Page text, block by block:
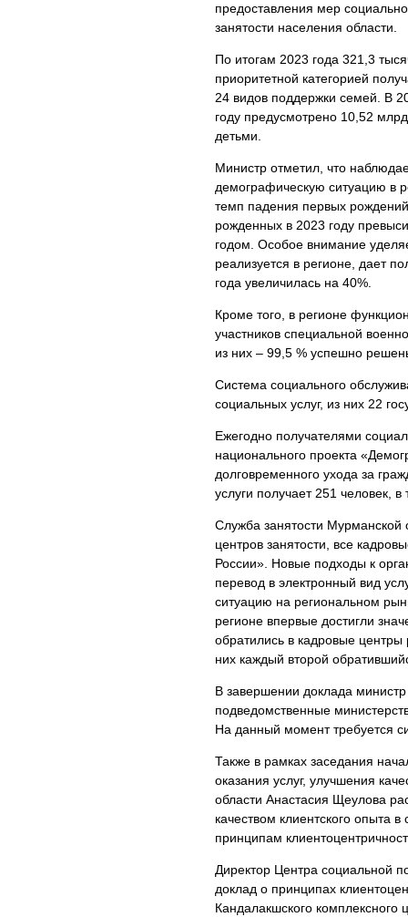
предоставления мер
занятости населения области.
По итогам 2023 года 321,3
приоритетной категорией
24 видов поддержки семей. В
году предусмотрено 10,52
детьми.
Министр отметил, что
демографическую ситуацию в
темп падения первых
рожденных в 2023 году
годом. Особое внимание
реализуется в регионе, дает
года увеличилась на 40%.
Кроме того, в регионе
участников специальной
из них – 99,5 % успешно
Система социального
социальных услуг, из них 22
Ежегодно получателями
национального проекта
долговременного ухода за
услуги получает 251 человек,
Служба занятости Мурманской
центров занятости, все
России». Новые подходы к
перевод в электронный вид
ситуацию на региональном
регионе впервые достигли
обратились в кадровые центры
них каждый второй
В завершении доклада
подведомственные
На данный момент требуется
Также в рамках заседания
оказания услуг, улучшения
области Анастасия Щеулова
качеством клиентского опыта
принципам
Директор Центра социальной
доклад о принципах
Кандалакшского